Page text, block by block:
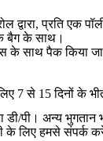
रोल द्वारा, प्रति एक
बैग के साथ।
के साथ पैक किया
7 से 15 दिनों के
डी/पी। अन्य भुगतान
के लिए हमसे संपर्क